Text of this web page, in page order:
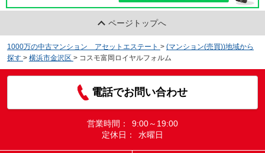
ページトップへ
1000万の中古マンション アセットエステート > (マンション(売買))地域から
探す > 横浜市金沢区 > コスモ富岡ロイヤルフォルム
電話でお問い合わせ
営業時間：
9:00～19:00
定休日：
水曜日